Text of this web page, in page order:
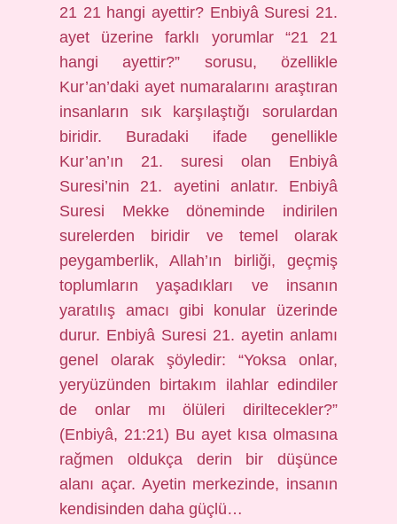
21 21 hangi ayettir? Enbiyâ Suresi 21.
ayet üzerine farklı yorumlar “21 21
hangi ayettir?” sorusu, özellikle
Kur’an’daki ayet numaralarını araştıran
insanların sık karşılaştığı sorulardan
biridir. Buradaki ifade genellikle
Kur’an’ın 21. suresi olan Enbiyâ
Suresi’nin 21. ayetini anlatır. Enbiyâ
Suresi Mekke döneminde indirilen
surelerden biridir ve temel olarak
peygamberlik, Allah’ın birliği, geçmiş
toplumların yaşadıkları ve insanın
yaratılış amacı gibi konular üzerinde
durur. Enbiyâ Suresi 21. ayetin anlamı
genel olarak şöyledir: “Yoksa onlar,
yeryüzünden birtakım ilahlar edindiler
de onlar mı ölüleri diriltecekler?”
(Enbiyâ, 21:21) Bu ayet kısa olmasına
rağmen oldukça derin bir düşünce
alanı açar. Ayetin merkezinde, insanın
kendisinden daha güçlü…